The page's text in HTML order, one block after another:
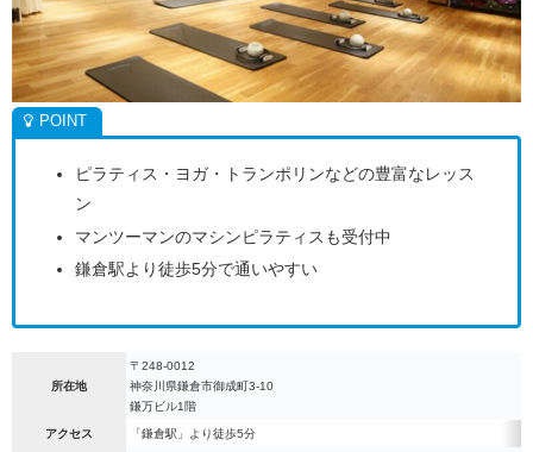
ピラティス・ヨガ・トランポリンなどの豊富なレッス
ン
マンツーマンのマシンピラティスも受付中
鎌倉駅より徒歩5分で通いやすい
所在地
〒248-0012
神奈川県鎌倉市御成町3-10
鎌万ビル1階
アクセス 「鎌倉駅」より徒歩5分